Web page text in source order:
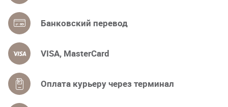
Банковский перевод
VISA, MasterCard
Оплата курьеру через терминал